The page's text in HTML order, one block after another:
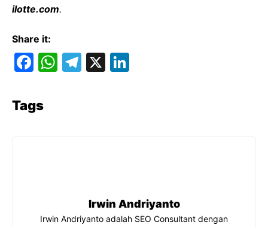
ilotte.com.
Share it:
F
c
e
W T
X
Tags
Irwin Andriyanto
Irwin Andriyanto adalah SEO Consultant dengan